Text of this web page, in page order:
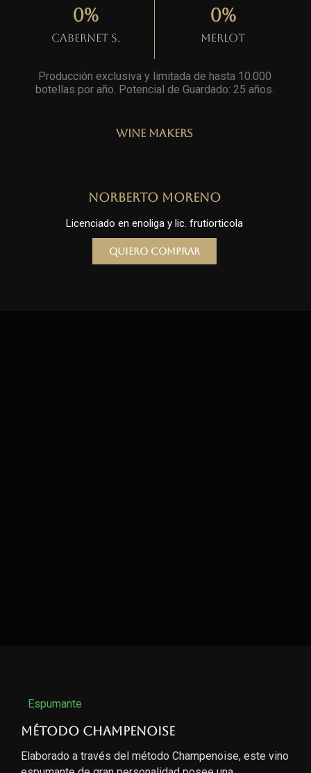
Cabernet S.
0%
Merlot
0%
Producción exclusiva y limitada de hasta 10.000
botellas por año. Potencial de Guardado: 25 años.
Wine Makers
Norberto Moreno
Licenciado en enoliga y lic. frutiorticola
Quiero comprar
Espumante
Método Champenoise
Elaborado a través del método Champenoise, este vino